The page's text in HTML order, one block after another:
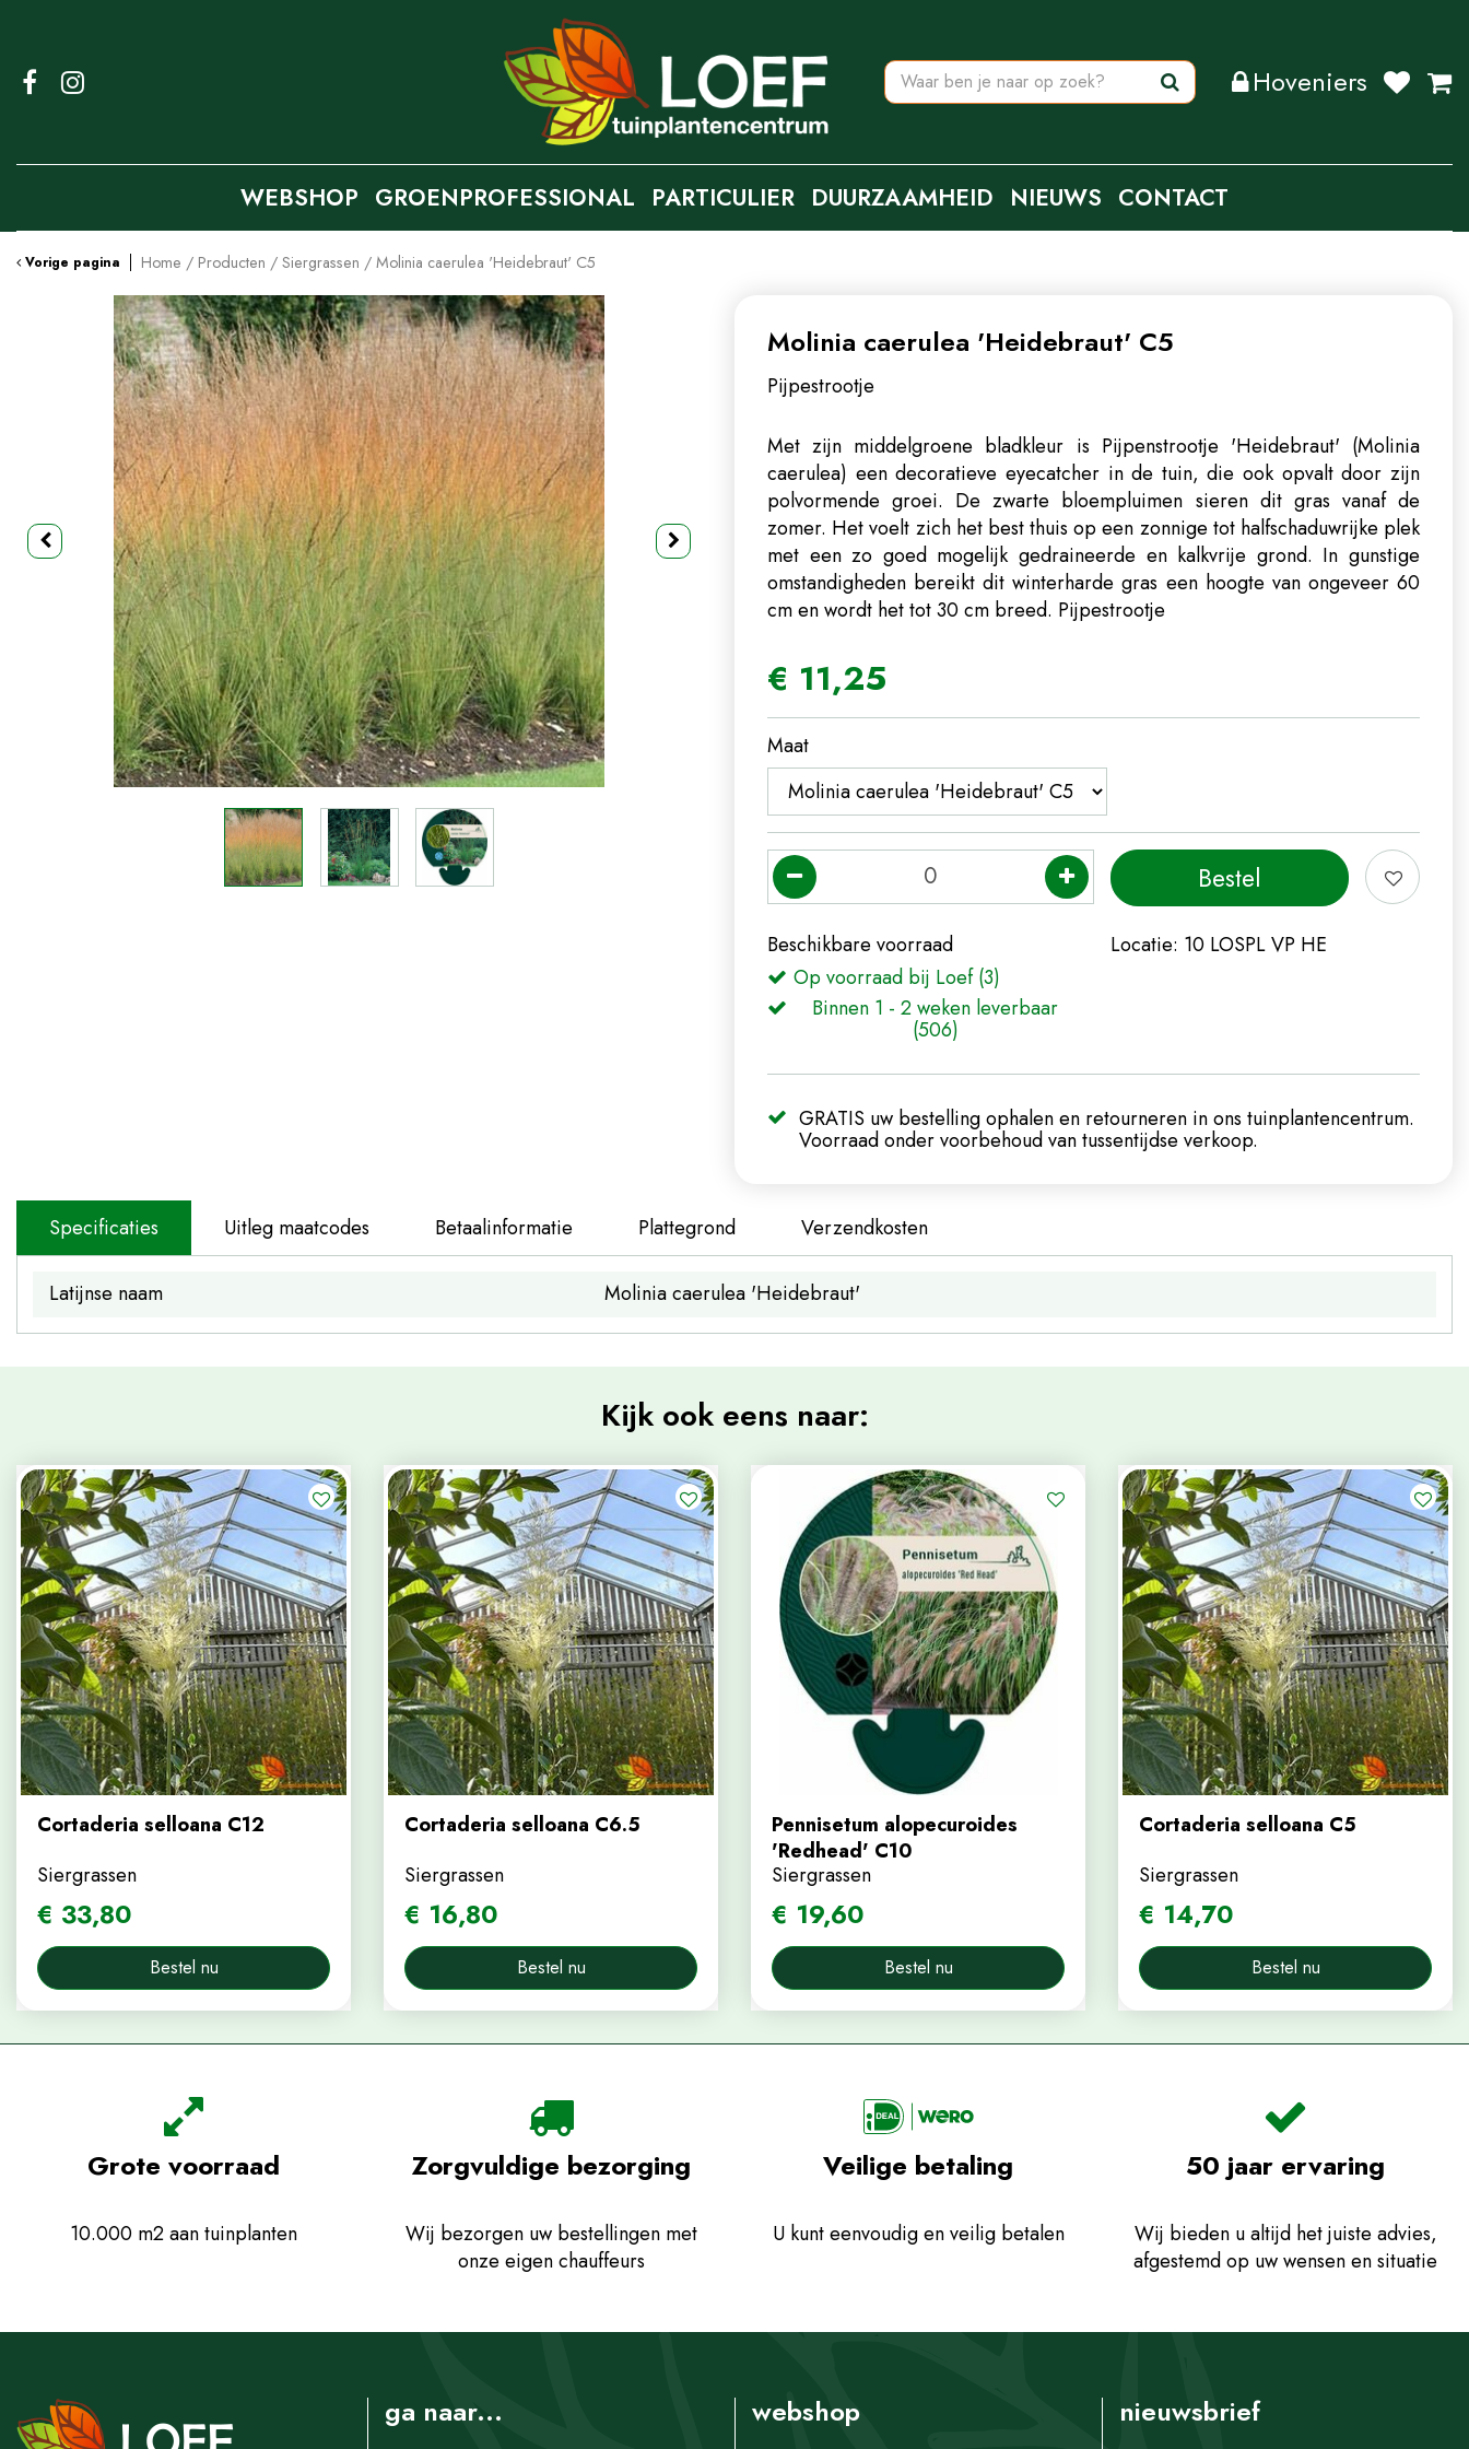
content
Vorige pagina Home Producten Siergrassen Molinia caerulea 'Heidebraut' C5
Hoveniers
WEBSHOP GROENPROFESSIONAL PARTICULIER DUURZAAMHEID NIEUWS CONTACT
Molinia caerulea 'Heidebraut' C5
Pijpestrootje
Met zijn middelgroene bladkleur is Pijpenstrootje 'Heidebraut' (Molinia
caerulea) een decoratieve eyecatcher in de tuin, die ook opvalt door zijn
polvormende groei. De zwarte bloempluimen sieren dit gras vanaf de
zomer. Het voelt zich het best thuis op een zonnige tot halfschaduwrijke plek
met een zo goed mogelijk gedraineerde en kalkvrije grond. In gunstige
omstandigheden bereikt dit winterharde gras een hoogte van ongeveer 60
cm en wordt het tot 30 cm breed. Pijpestrootje
€ 11,25
Maat
Beschikbare voorraad
Op voorraad bij Loef (3)
Binnen 1 - 2 weken leverbaar
(506)
Locatie: 10 LOSPL VP HE
GRATIS uw bestelling ophalen en retourneren in ons tuinplantencentrum.
Voorraad onder voorbehoud van tussentijdse verkoop.
Specificaties Uitleg maatcodes Betaalinformatie Plattegrond Verzendkosten
Latijnse naam Molinia caerulea 'Heidebraut'
Kijk ook eens naar:
Cortaderia selloana C12
Siergrassen
€ 33,80
Bestel nu
Cortaderia selloana C6.5
Siergrassen
€ 16,80
Bestel nu
Pennisetum alopecuroides
'Redhead' C10
Siergrassen
€ 19,60
Bestel nu
Cortaderia selloana C5
Siergrassen
€ 14,70
Bestel nu
Grote voorraad
10.000 m2 aan tuinplanten
Zorgvuldige bezorging
Wij bezorgen uw bestellingen met
onze eigen chauffeurs
Veilige betaling
U kunt eenvoudig en veilig betalen
50 jaar ervaring
Wij bieden u altijd het juiste advies,
afgestemd op uw wensen en situatie
ga naar... webshop nieuwsbrief